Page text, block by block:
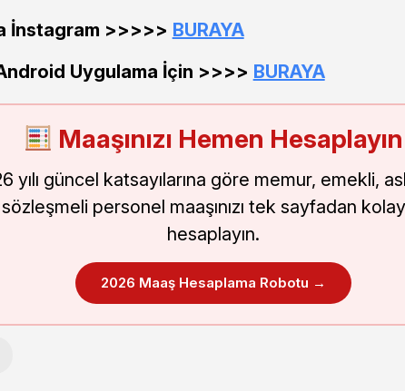
İnstagram >>>>> BURAYA
Uygulama İçin >>>> BURAYA
Maaşınızı Hemen Hesaplayın
yılı güncel katsayılarına göre memur, emekli,
sözleşmeli personel maaşınızı tek sayfadan
hesaplayın.
2026 Maaş Hesaplama Robotu →